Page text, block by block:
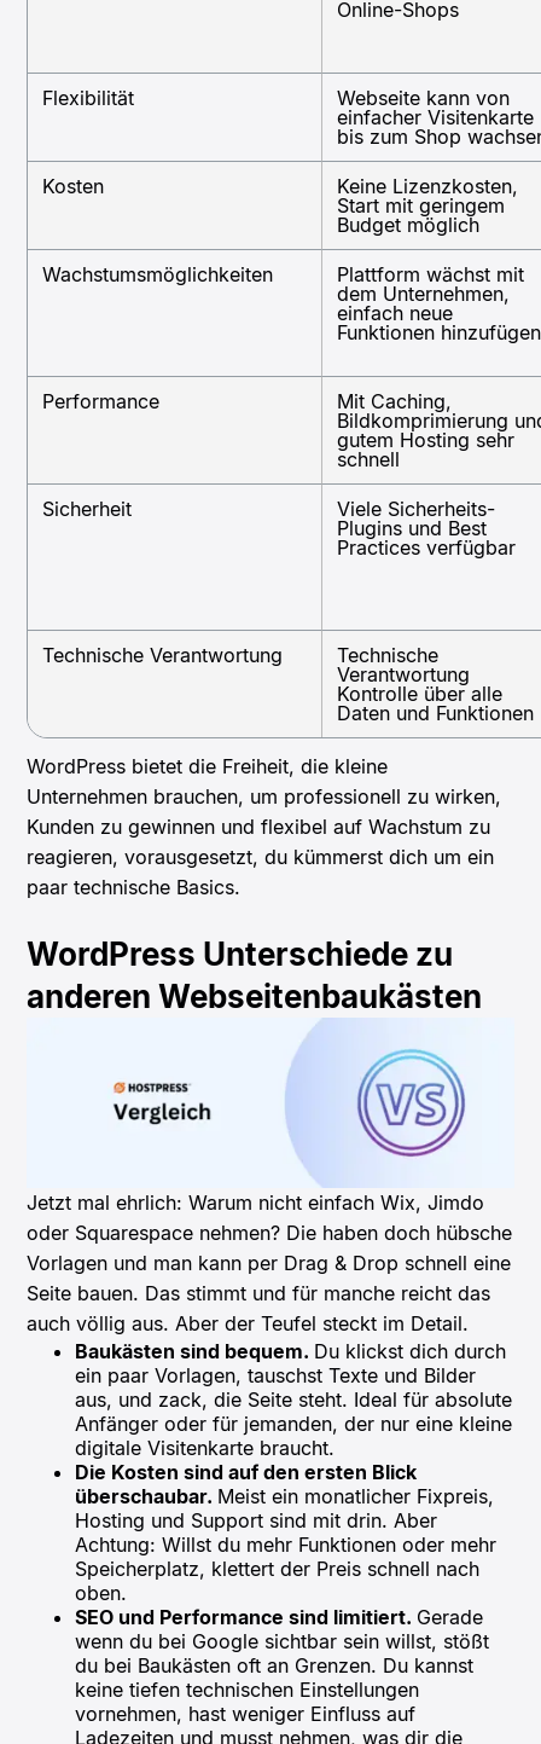
Online-Shops
Flexibilität
Webseite kann von
einfacher Visitenkarte
bis zum Shop
Kosten
Keine Lizenzkosten,
Start mit geringem
Budget möglich
Wachstumsmöglichkeiten
Plattform wächst mit
dem Unternehmen,
einfach neue
Funktionen hinzufügen
Performance
Mit Caching,
Bildkomprimierung
gutem Hosting sehr
schnell
Sicherheit
Viele Sicherheits-
Plugins und Best
Practices verfügbar
Technische Verantwortung
Technische
Verantwortung
Kontrolle über alle
Daten und Funktionen
WordPress bietet die Freiheit, die kleine
Unternehmen brauchen, um professionell zu wirken,
Kunden zu gewinnen und flexibel auf Wachstum zu
reagieren, vorausgesetzt, du kümmerst dich um ein
paar technische Basics.
WordPress Unterschiede zu
anderen Webseitenbaukästen
Jetzt mal ehrlich: Warum nicht einfach Wix, Jimdo
oder Squarespace nehmen? Die haben doch hübsche
Vorlagen und man kann per Drag & Drop schnell eine
Seite bauen. Das stimmt und für manche reicht das
auch völlig aus. Aber der Teufel steckt im Detail.
Baukästen sind bequem. Du klickst dich durch
ein paar Vorlagen, tauschst Texte und Bilder
aus, und zack, die Seite steht. Ideal für absolute
Anfänger oder für jemanden, der nur eine kleine
digitale Visitenkarte braucht.
Die Kosten sind auf den ersten Blick
überschaubar. Meist ein monatlicher Fixpreis,
Hosting und Support sind mit drin. Aber
Achtung: Willst du mehr Funktionen oder mehr
Speicherplatz, klettert der Preis schnell nach
oben.
SEO und Performance sind limitiert. Gerade
wenn du bei Google sichtbar sein willst, stößt
du bei Baukästen oft an Grenzen. Du kannst
keine tiefen technischen Einstellungen
vornehmen, hast weniger Einfluss auf
Ladezeiten und musst nehmen, was dir die